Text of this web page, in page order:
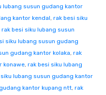
lubang susun gudang kantor
kantor kendal, rak besi siku
rak besi siku lubang susun
siku lubang susun gudang
gudang kantor kolaka, rak
konawe, rak besi siku lubang
lubang susun gudang kantor
kantor kupang ntt, rak